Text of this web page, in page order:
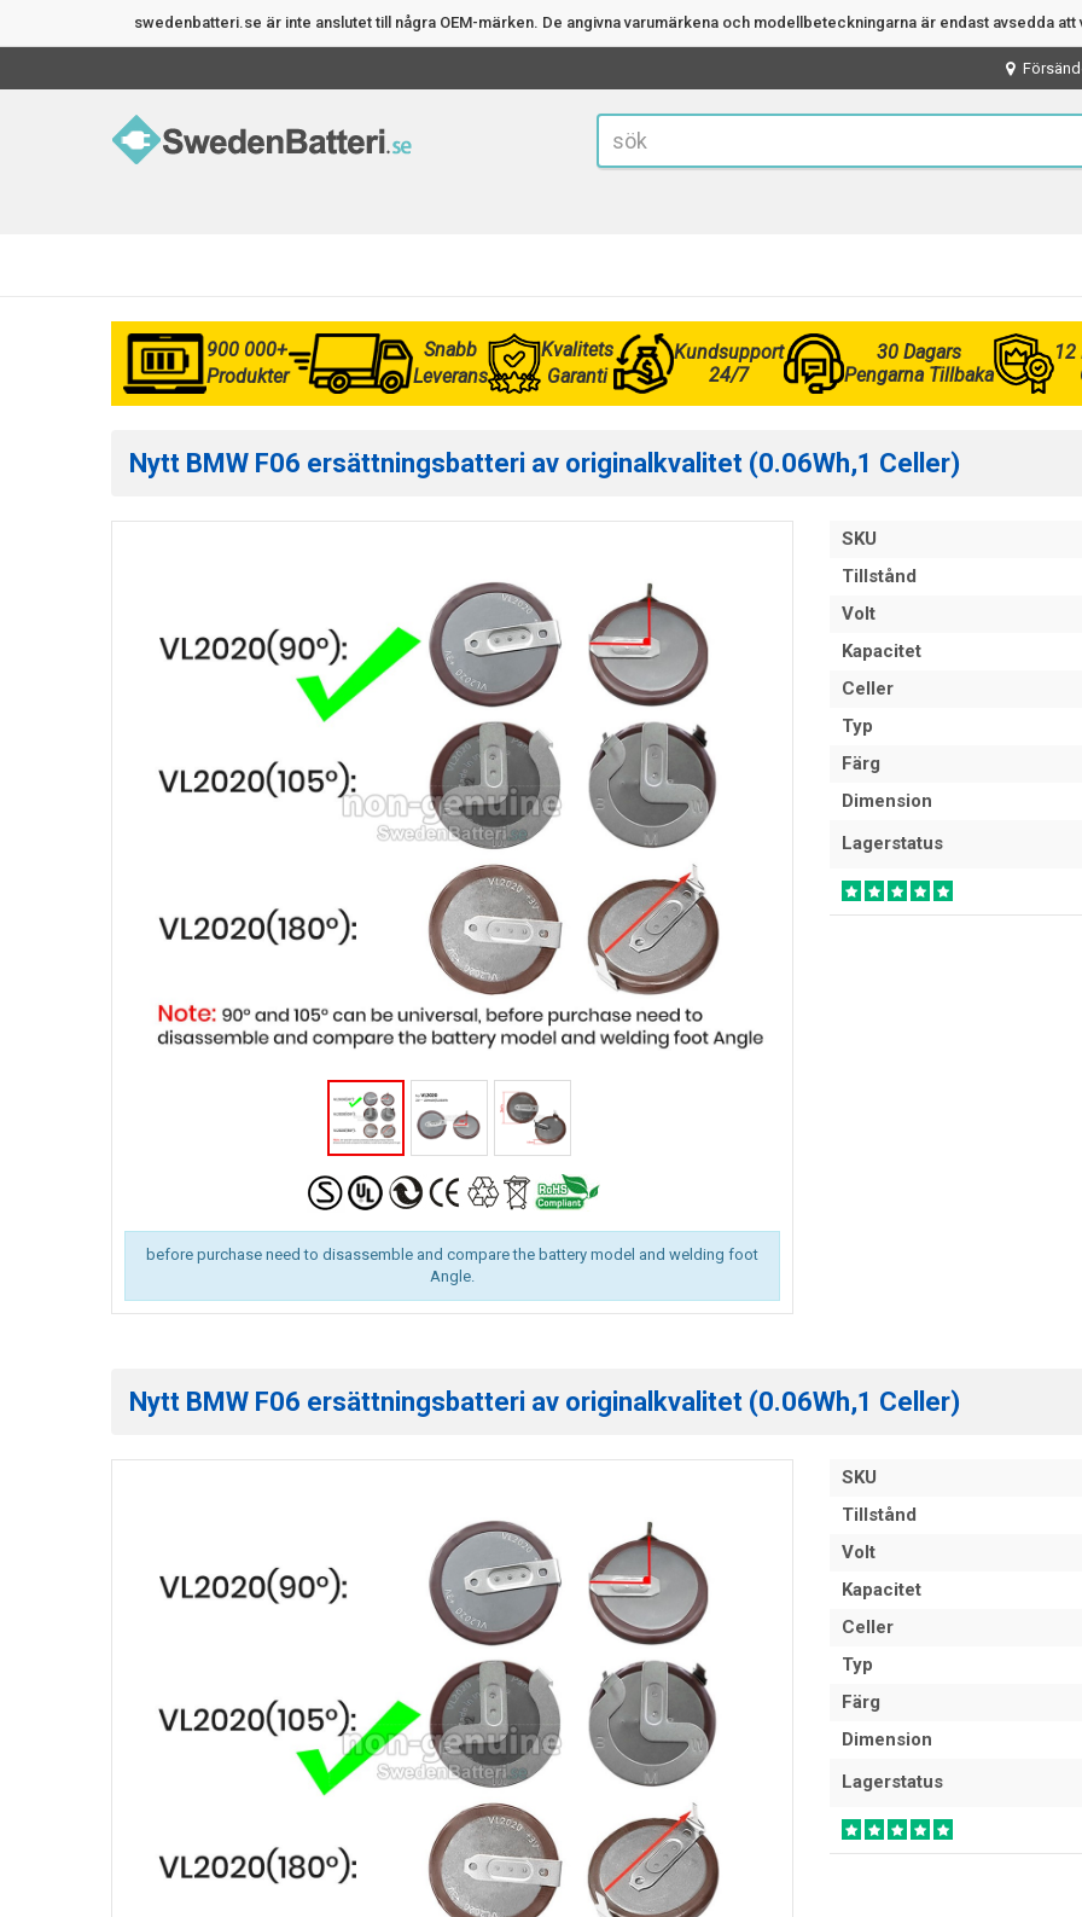
swedenbatteri.se är inte anslutet till några OEM-märken. De angivna varumärkena och modellbeteckningarna är endast avsedda
900 000+
Produkter
Snabb
Leverans
Kvalitets
Garanti
Kundsupport
24/7
30 Dagars
Pengarna Tillbaka
12
Nytt BMW F06 ersättningsbatteri av originalkvalitet (0.06Wh,1 Celler)
before purchase need to disassemble and compare the battery model and welding foot
Angle.
SKU
Tillstånd
Volt
Kapacitet
Celler
Typ
Färg
Dimension
Lagerstatus
Nytt BMW F06 ersättningsbatteri av originalkvalitet (0.06Wh,1 Celler)
SKU
Tillstånd
Volt
Kapacitet
Celler
Typ
Färg
Dimension
Lagerstatus